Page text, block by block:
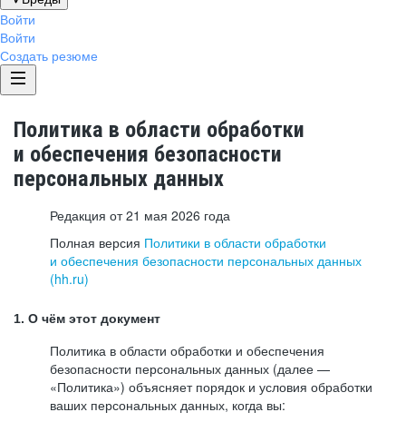
Войти
Войти
Создать резюме
Политика в области обработки
и обеспечения безопасности
персональных данных
Редакция от 21 мая 2026 года
Полная версия Политики в области обработки
и обеспечения безопасности персональных данных
(hh.ru)
1. О чём этот документ
Политика в области обработки и обеспечения
безопасности персональных данных (далее —
«Политика») объясняет порядок и условия обработки
ваших персональных данных, когда вы: